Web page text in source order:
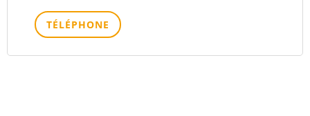
TÉLÉPHONE